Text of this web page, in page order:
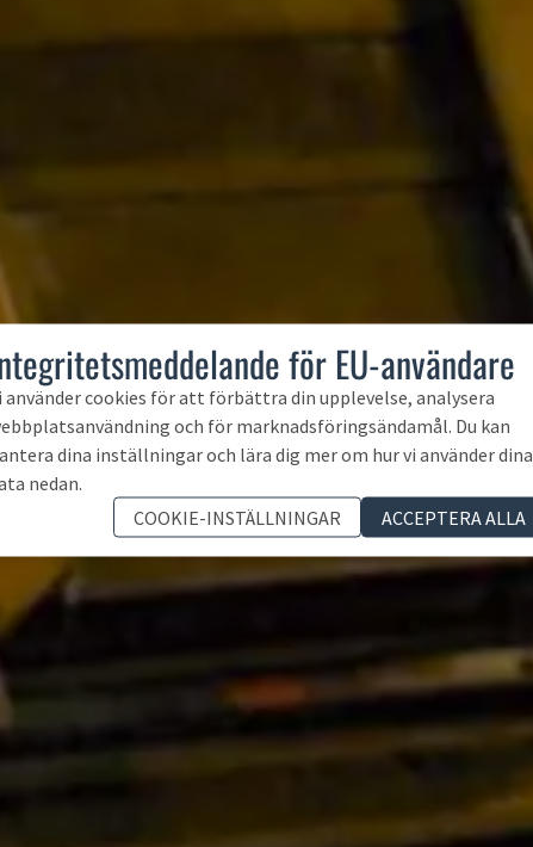
för EU-användare
använder cookies för att förbättra din upplevelse, analysera
och för marknadsföringsändamål. Du kan
dina inställningar och lära dig mer om hur vi använder dina
nedan.
COOKIE-INSTÄLLNINGAR
ACCEPTERA ALLA